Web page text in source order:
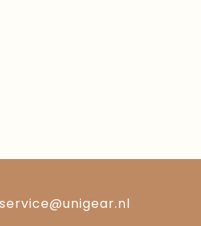
service@unigear.nl